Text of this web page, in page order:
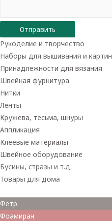
Отправить
Рукоделие и творчество
Наборы для вышивания и
Принадлежности для вязания
Швейная фурнитура
Нитки
Ленты
Кружева, тесьма, шнуры
Аппликация
Клеевые материалы
Швейное оборудование
Бусины, стразы и т.д.
Товары для дома
Фетр
Фоамиран